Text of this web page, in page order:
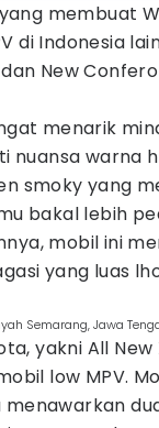
membuat
di Indonesia
New
menarik
nuansa warna
smoky yang
bakal lebih
mobil ini
yang luas
Semarang, Jawa
yakni All
low MPV.